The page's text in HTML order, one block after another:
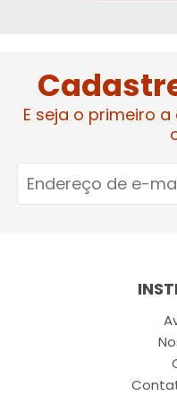
E seja o primeiro